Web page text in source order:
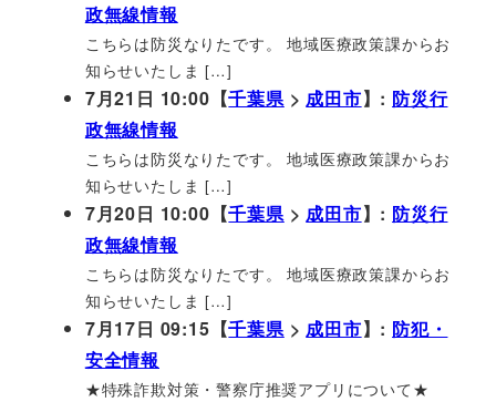
政無線情報
こちらは防災なりたです。 地域医療政策課からお
知らせいたしま […]
7月21日 10:00【千葉県>成田市】: 防災行
政無線情報
こちらは防災なりたです。 地域医療政策課からお
知らせいたしま […]
7月20日 10:00【千葉県>成田市】: 防災行
政無線情報
こちらは防災なりたです。 地域医療政策課からお
知らせいたしま […]
7月17日 09:15【千葉県>成田市】: 防犯・
安全情報
★特殊詐欺対策・警察庁推奨アプリについて★